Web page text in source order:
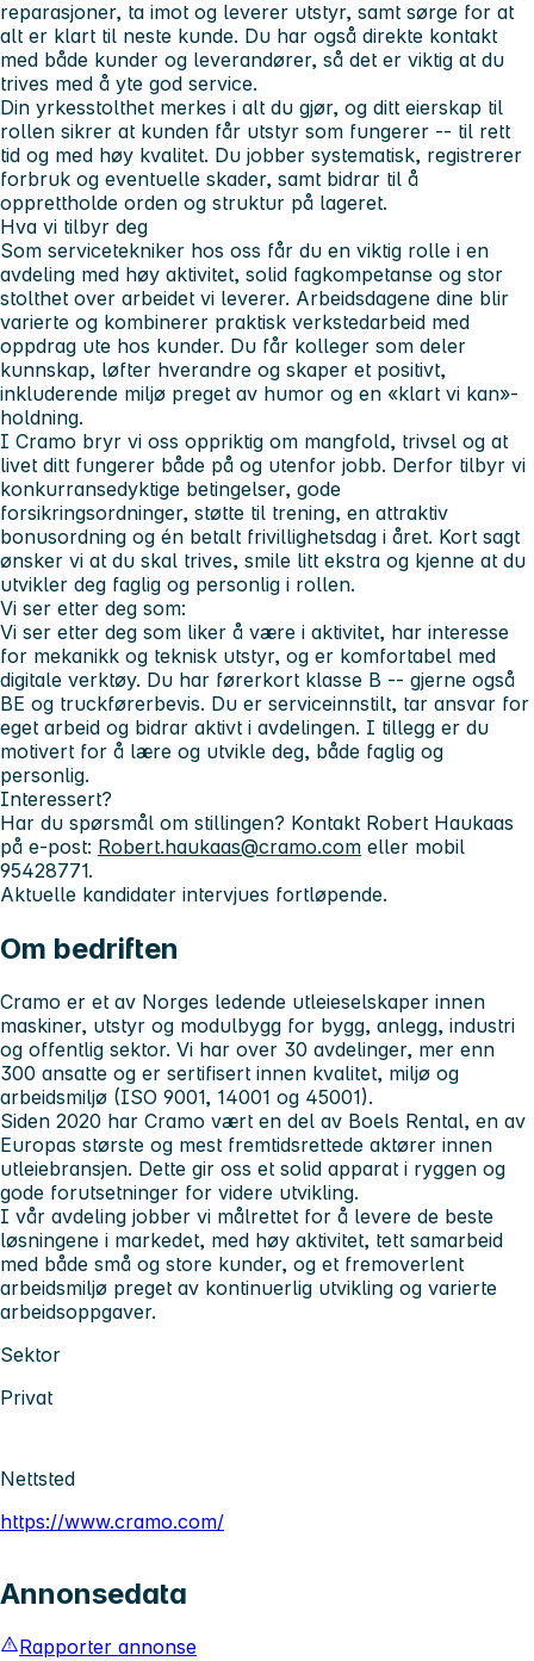
reparasjoner, ta imot og leverer utstyr, samt sørge for at
alt er klart til neste kunde. Du har også direkte kontakt
med både kunder og leverandører, så det er viktig at du
trives med å yte god service.
Din yrkesstolthet merkes i alt du gjør, og ditt eierskap til
rollen sikrer at kunden får utstyr som fungerer -- til rett
tid og med høy kvalitet. Du jobber systematisk, registrerer
forbruk og eventuelle skader, samt bidrar til å
opprettholde orden og struktur på lageret.
Hva vi tilbyr deg
Som servicetekniker hos oss får du en viktig rolle i en
avdeling med høy aktivitet, solid fagkompetanse og stor
stolthet over arbeidet vi leverer. Arbeidsdagene dine blir
varierte og kombinerer praktisk verkstedarbeid med
oppdrag ute hos kunder. Du får kolleger som deler
kunnskap, løfter hverandre og skaper et positivt,
inkluderende miljø preget av humor og en «klart vi kan»-
holdning.
I Cramo bryr vi oss oppriktig om mangfold, trivsel og at
livet ditt fungerer både på og utenfor jobb. Derfor tilbyr vi
konkurransedyktige betingelser, gode
forsikringsordninger, støtte til trening, en attraktiv
bonusordning og én betalt frivillighetsdag i året. Kort sagt
ønsker vi at du skal trives, smile litt ekstra og kjenne at du
utvikler deg faglig og personlig i rollen.
Vi ser etter deg som:
Vi ser etter deg som liker å være i aktivitet, har interesse
for mekanikk og teknisk utstyr, og er komfortabel med
digitale verktøy. Du har førerkort klasse B -- gjerne også
BE og truckførerbevis. Du er serviceinnstilt, tar ansvar for
eget arbeid og bidrar aktivt i avdelingen. I tillegg er du
motivert for å lære og utvikle deg, både faglig og
personlig.
Interessert?
Har du spørsmål om stillingen? Kontakt Robert Haukaas
på e‑post: Robert.haukaas@cramo.com eller mobil
95428771.
Aktuelle kandidater intervjues fortløpende.
Om bedriften
Cramo er et av Norges ledende utleieselskaper innen
maskiner, utstyr og modulbygg for bygg, anlegg, industri
og offentlig sektor. Vi har over 30 avdelinger, mer enn
300 ansatte og er sertifisert innen kvalitet, miljø og
arbeidsmiljø (ISO 9001, 14001 og 45001).
Siden 2020 har Cramo vært en del av Boels Rental, en av
Europas største og mest fremtidsrettede aktører innen
utleiebransjen. Dette gir oss et solid apparat i ryggen og
gode forutsetninger for videre utvikling.
I vår avdeling jobber vi målrettet for å levere de beste
løsningene i markedet, med høy aktivitet, tett samarbeid
med både små og store kunder, og et fremoverlent
arbeidsmiljø preget av kontinuerlig utvikling og varierte
arbeidsoppgaver.
Sektor
Privat
Nettsted
https://www.cramo.com/
Annonsedata
Rapporter annonse